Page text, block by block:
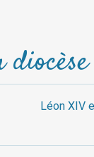
diocèse
Léon XIV